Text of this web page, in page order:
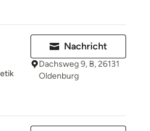
Nachricht
Dachsweg 9, B, 26131
Oldenburg